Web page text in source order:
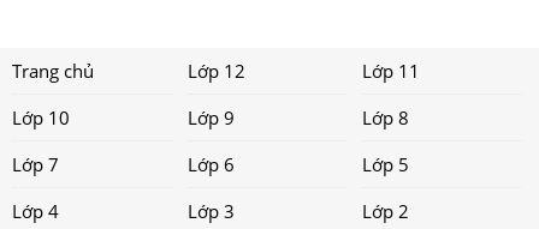
Trang chủ Lớp 12
Lớp 11
Lớp 10
Lớp 9
Lớp 8
Lớp 7
Lớp 6
Lớp 5
Lớp 4
Lớp 3
Lớp 2